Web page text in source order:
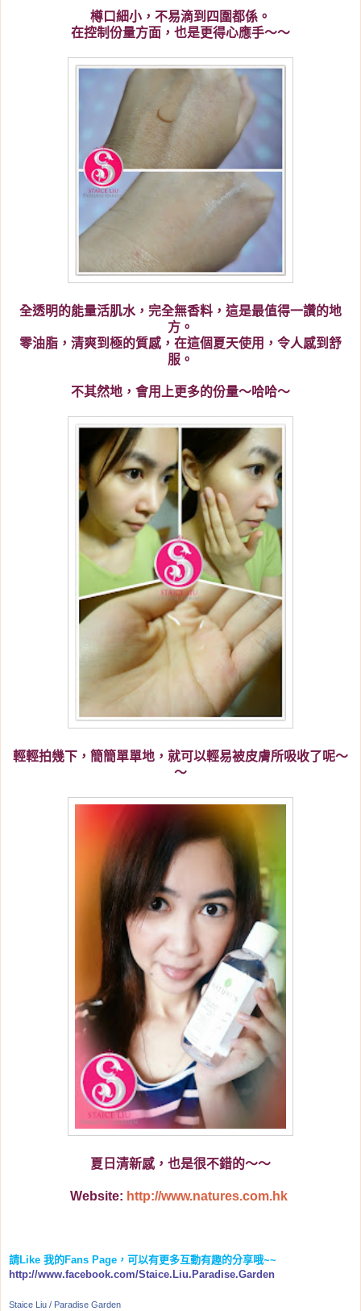
樽口細小，不易滴到四圍都係。
在控制份量方面，也是更得心應手～～
全透明的能量活肌水，完全無香料，這是最值得一讚的地
方。
零油脂，清爽到極的質感，在這個夏天使用，令人感到舒
服。
不其然地，會用上更多的份量～哈哈～
輕輕拍幾下，簡簡單單地，就可以輕易被皮膚所吸收了呢～
～
夏日清新感，也是很不錯的～～
Website: http://www.natures.com.hk
請Like 我的Fans Page ，可以有更多互動有趣的分享哦~~
http://www.facebook.com/Staice.Liu.Paradise.Garden
Staice Liu / Paradise Garden